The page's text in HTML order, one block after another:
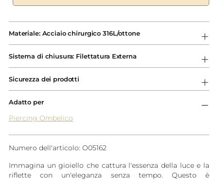
prodotto
al
carrello...
Materiale: Acciaio chirurgico 316L/ottone
Sistema di chiusura: Filettatura Externa
Sicurezza dei prodotti
Adatto per
Piercing Ombelico
Numero dell'articolo: O05162
Immagina un gioiello che cattura l'essenza della luce e la
riflette con un'eleganza senza tempo. Questo è